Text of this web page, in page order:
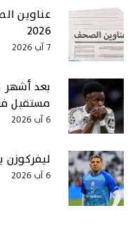
2026
7 آب 2026
بعد
مستقبل
6 آب 2026
ليفركوزن
6 آب 2026